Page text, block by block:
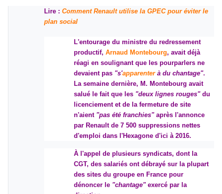
Lire :Comment Renault utilise la GPEC pour éviter le
plan social
L'entourage du ministre du redressement
productif,Arnaud Montebourg, avait déjà
réagi en soulignant que les pourparlers ne
devaient pas "s'apparenterà du chantage".
La semaine dernière, M. Montebourg avait
salué le fait que les "deux lignes rouges"du
licenciement et de la fermeture de site
n'aient "pas été franchies"après l'annonce
par Renault de 7 500 suppressions nettes
d'emploi dans l'Hexagone d'ici à 2016.
À l'appel de plusieurs syndicats, dont la
CGT, des salariés ont débrayé sur la plupart
des sites du groupe en France pour
dénoncer le "chantage"exercé par la